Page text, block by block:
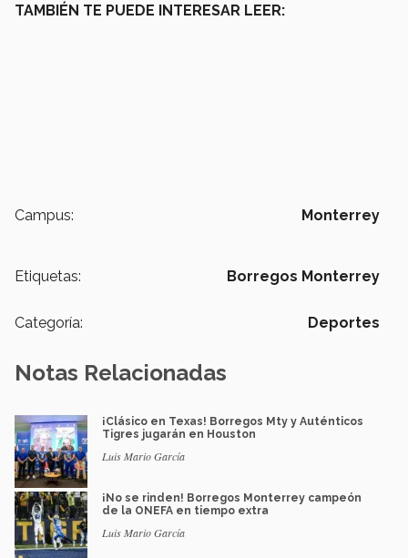
TAMBIÉN TE PUEDE INTERESAR LEER:
Campus: Monterrey
Etiquetas: Borregos Monterrey
Categoría: Deportes
Notas Relacionadas
¡Clásico en Texas! Borregos Mty y Auténticos
Tigres jugarán en Houston
Luis Mario García
¡No se rinden! Borregos Monterrey campeón
de la ONEFA en tiempo extra
Luis Mario García